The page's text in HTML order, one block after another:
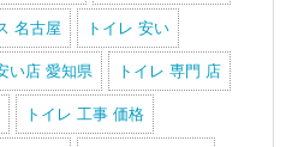
名古屋 トイレ 安い
い店 愛知県 トイレ 専門 店
トイレ 工事 価格